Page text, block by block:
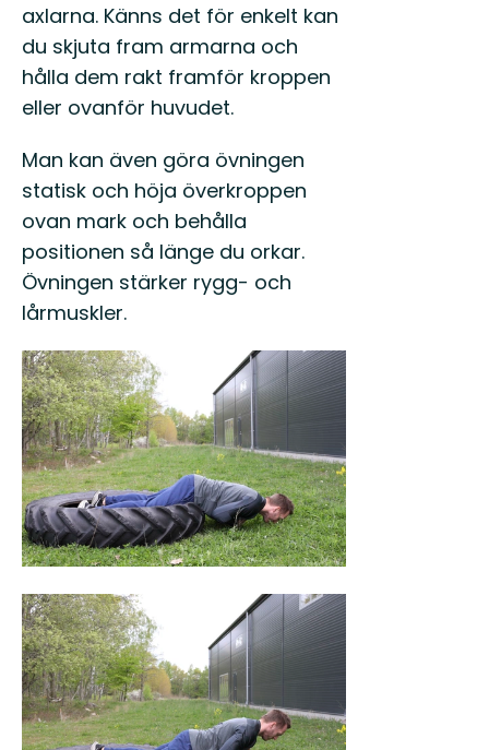
axlarna. Känns det för enkelt kan
du skjuta fram armarna och
hålla dem rakt framför kroppen
eller ovanför huvudet.
Man kan även göra övningen
statisk och höja överkroppen
ovan mark och behålla
positionen så länge du orkar.
Övningen stärker rygg- och
lårmuskler.